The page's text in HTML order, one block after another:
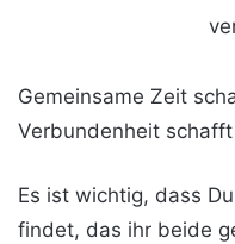
Gemeinsame Zeit
Verbundenheit
Es ist wichtig, dass
findet, das ihr beide